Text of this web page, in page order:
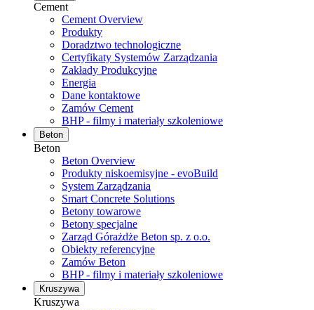
Cement
Cement Overview
Produkty
Doradztwo technologiczne
Certyfikaty Systemów Zarządzania
Zakłady Produkcyjne
Energia
Dane kontaktowe
Zamów Cement
BHP - filmy i materiały szkoleniowe
Beton
Beton
Beton Overview
Produkty niskoemisyjne - evoBuild
System Zarządzania
Smart Concrete Solutions
Betony towarowe
Betony specjalne
Zarząd Górażdże Beton sp. z o.o.
Obiekty referencyjne
Zamów Beton
BHP - filmy i materiały szkoleniowe
Kruszywa
Kruszywa